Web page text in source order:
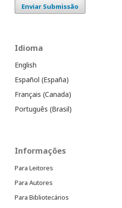
Enviar Submissão
Idioma
English
Español (España)
Français (Canada)
Português (Brasil)
Informações
Para Leitores
Para Autores
Para Bibliotecários